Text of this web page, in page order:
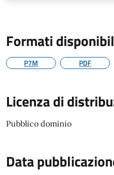
Formati
P7M PDF
Licenza di
Pubblico dominio
Data